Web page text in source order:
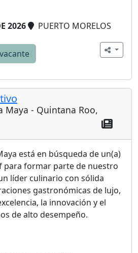
2026 PUERTO MORELOS
Maya - Quintana Roo,
está en búsqueda de un(a)
para formar parte de nuestro
líder culinario con sólida
gastronómicas de lujo,
la innovación y el
de alto desempeño.